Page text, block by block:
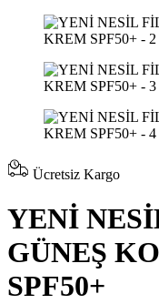
Ücretsiz Kargo
YENİ
GÜNEŞ
SPF50+